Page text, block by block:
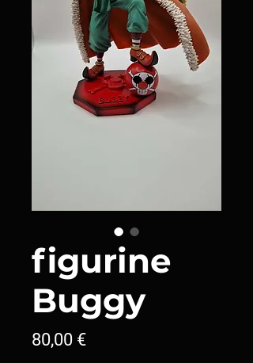
figurine
Buggy
80,00 €Prix